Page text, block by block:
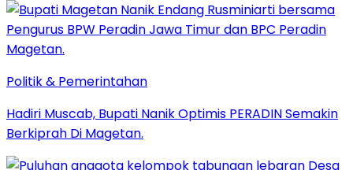
Politik & Pemerintahan
Hadiri Muscab, Bupati Nanik Optimis PERADIN Semakin
Berkiprah Di Magetan.